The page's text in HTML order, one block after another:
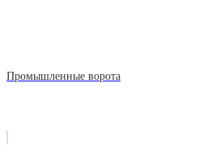
Промышленные ворота